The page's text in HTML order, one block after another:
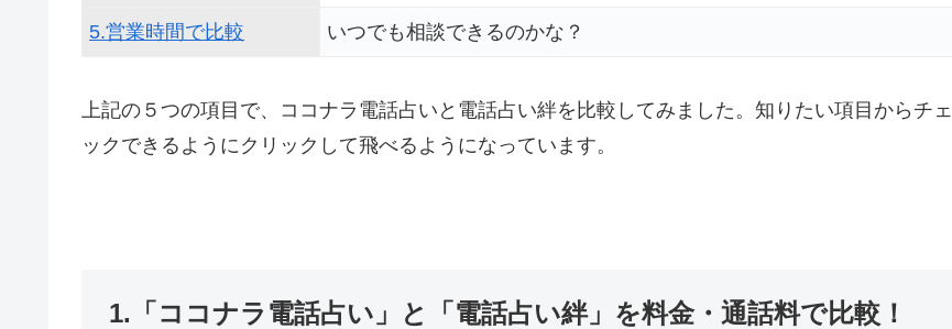
5.営業時間で比較 いつでも相談できるのかな？
上記の５つの項目で、ココナラ電話占いと電話占い絆を比較してみました。知りたい項目からチェ
ックできるようにクリックして飛べるようになっています。
1.「ココナラ電話占い」と「電話占い絆」を料金・通話料で比較！